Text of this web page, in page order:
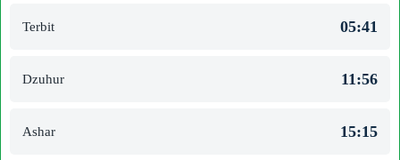
Terbit 05:41
Dzuhur 11:56
Ashar 15:15